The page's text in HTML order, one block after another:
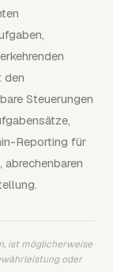
den
Steuerungen
Reporting für
abrechenbaren
ist möglicherweise
oder